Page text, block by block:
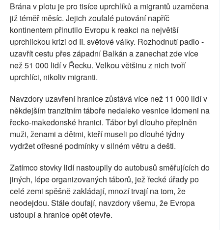
Brána v plotu je pro tisíce uprchlíků a migrantů uzamčena
již téměř měsíc. Jejich zoufalé putování napříč
kontinentem přinutilo Evropu k reakci na největší
uprchlickou krizi od II. světové války. Rozhodnutí padlo -
uzavřít cestu přes západní Balkán a zanechat zde více
než 51 000 lidí v Řecku. Velkou většinu z nich tvoří
uprchlíci, nikoliv migranti.
Navzdory uzavření hranice zůstává více než 11 000 lidí v
někdejším tranzitním táboře nedaleko vesnice Idomeni na
řecko-makedonské hranici. Tábor byl dlouho přeplněn
muži, ženami a dětmi, kteří museli po dlouhé týdny
vydržet otřesné podmínky v silném větru a dešti.
Zatímco stovky lidí nastoupily do autobusů směřujících do
jiných, lépe organizovaných táborů, jež řecké úřady po
celé zemi spěšně zakládají, mnozí trvají na tom, že
neodejdou. Stále doufají, navzdory všemu, že Evropa
ustoupí a hranice opět otevře.